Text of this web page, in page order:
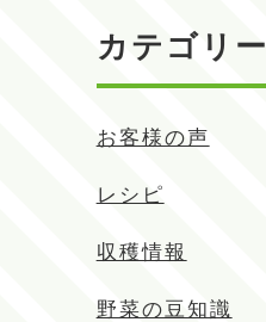
カテゴリー
お客様の声
レシピ
収穫情報
野菜の豆知識